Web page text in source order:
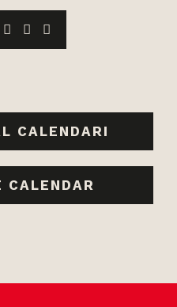
MastodonWhatsApp
CALENDARI
CALENDAR